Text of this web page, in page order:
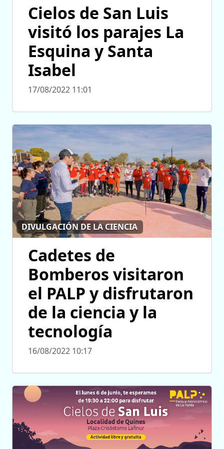
Cielos de San Luis
visitó los parajes La
Esquina y Santa
Isabel
17/08/2022 11:01
DIVULGACIÓN DE LA CIENCIA
Cadetes de
Bomberos visitaron
el PALP y disfrutaron
de la ciencia y la
tecnología
16/08/2022 10:17